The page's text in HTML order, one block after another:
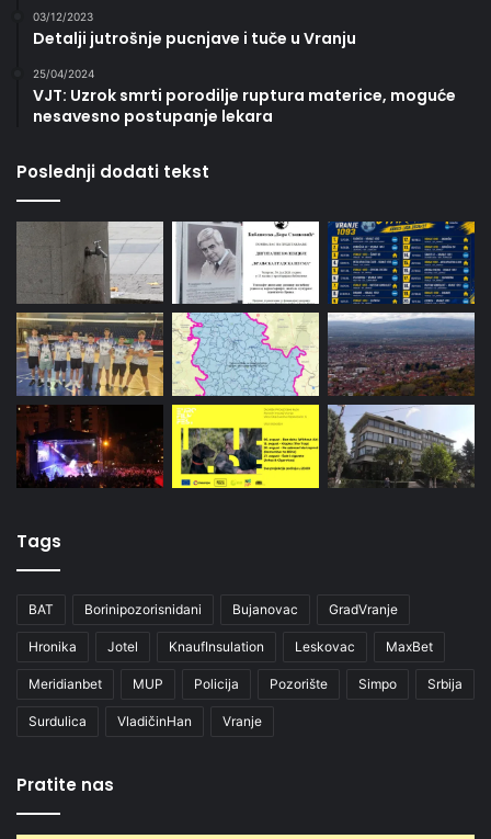
03/12/2023
Detalji jutrošnje pucnjave i tuče u Vranju
25/04/2024
VJT: Uzrok smrti porodilje ruptura materice, moguće
nesavesno postupanje lekara
Poslednji dodati tekst
Tags
BAT Borinipozorisnidani Bujanovac GradVranje
Hronika Jotel KnaufInsulation Leskovac MaxBet
Meridianbet MUP Policija Pozorište Simpo Srbija
Surdulica VladičinHan Vranje
Pratite nas